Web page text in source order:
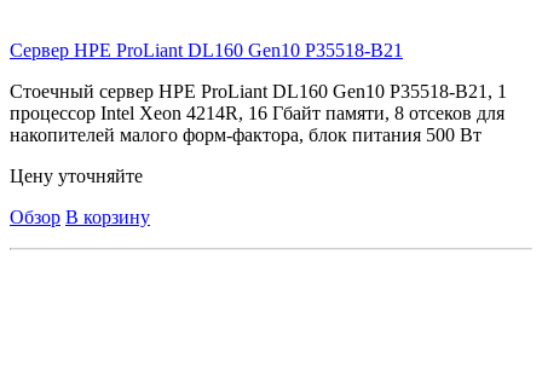
Сервер HPE ProLiant DL160 Gen10 P35518-B21
Стоечный сервер HPE ProLiant DL160 Gen10 P35518-B21, 1
процессор Intel Xeon 4214R, 16 Гбайт памяти, 8 отсеков для
накопителей малого форм-фактора, блок питания 500 Вт
Цену уточняйте
Обзор В корзину